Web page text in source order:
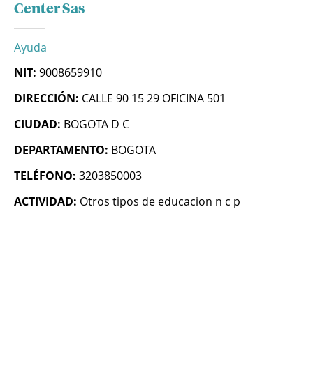
Center Sas
Ayuda
NIT: 9008659910
DIRECCIÓN: CALLE 90 15 29 OFICINA 501
CIUDAD: BOGOTA D C
DEPARTAMENTO: BOGOTA
TELÉFONO: 3203850003
ACTIVIDAD: Otros tipos de educacion n c p